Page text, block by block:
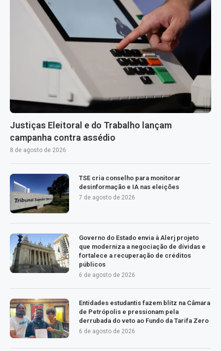
Justiças Eleitoral e do Trabalho lançam
campanha contra assédio
8 de agosto de 2026
TSE cria conselho para monitorar
desinformação e IA nas eleições
7 de agosto de 2026
Governo do Estado envia à Alerj projeto
que moderniza a negociação de dívidas e
fortalece a recuperação de créditos
públicos
6 de agosto de 2026
Entidades estudantis fazem blitz na Câmara
de Petrópolis e pressionam pela
derrubada do veto ao Fundo da Tarifa Zero
6 de agosto de 2026